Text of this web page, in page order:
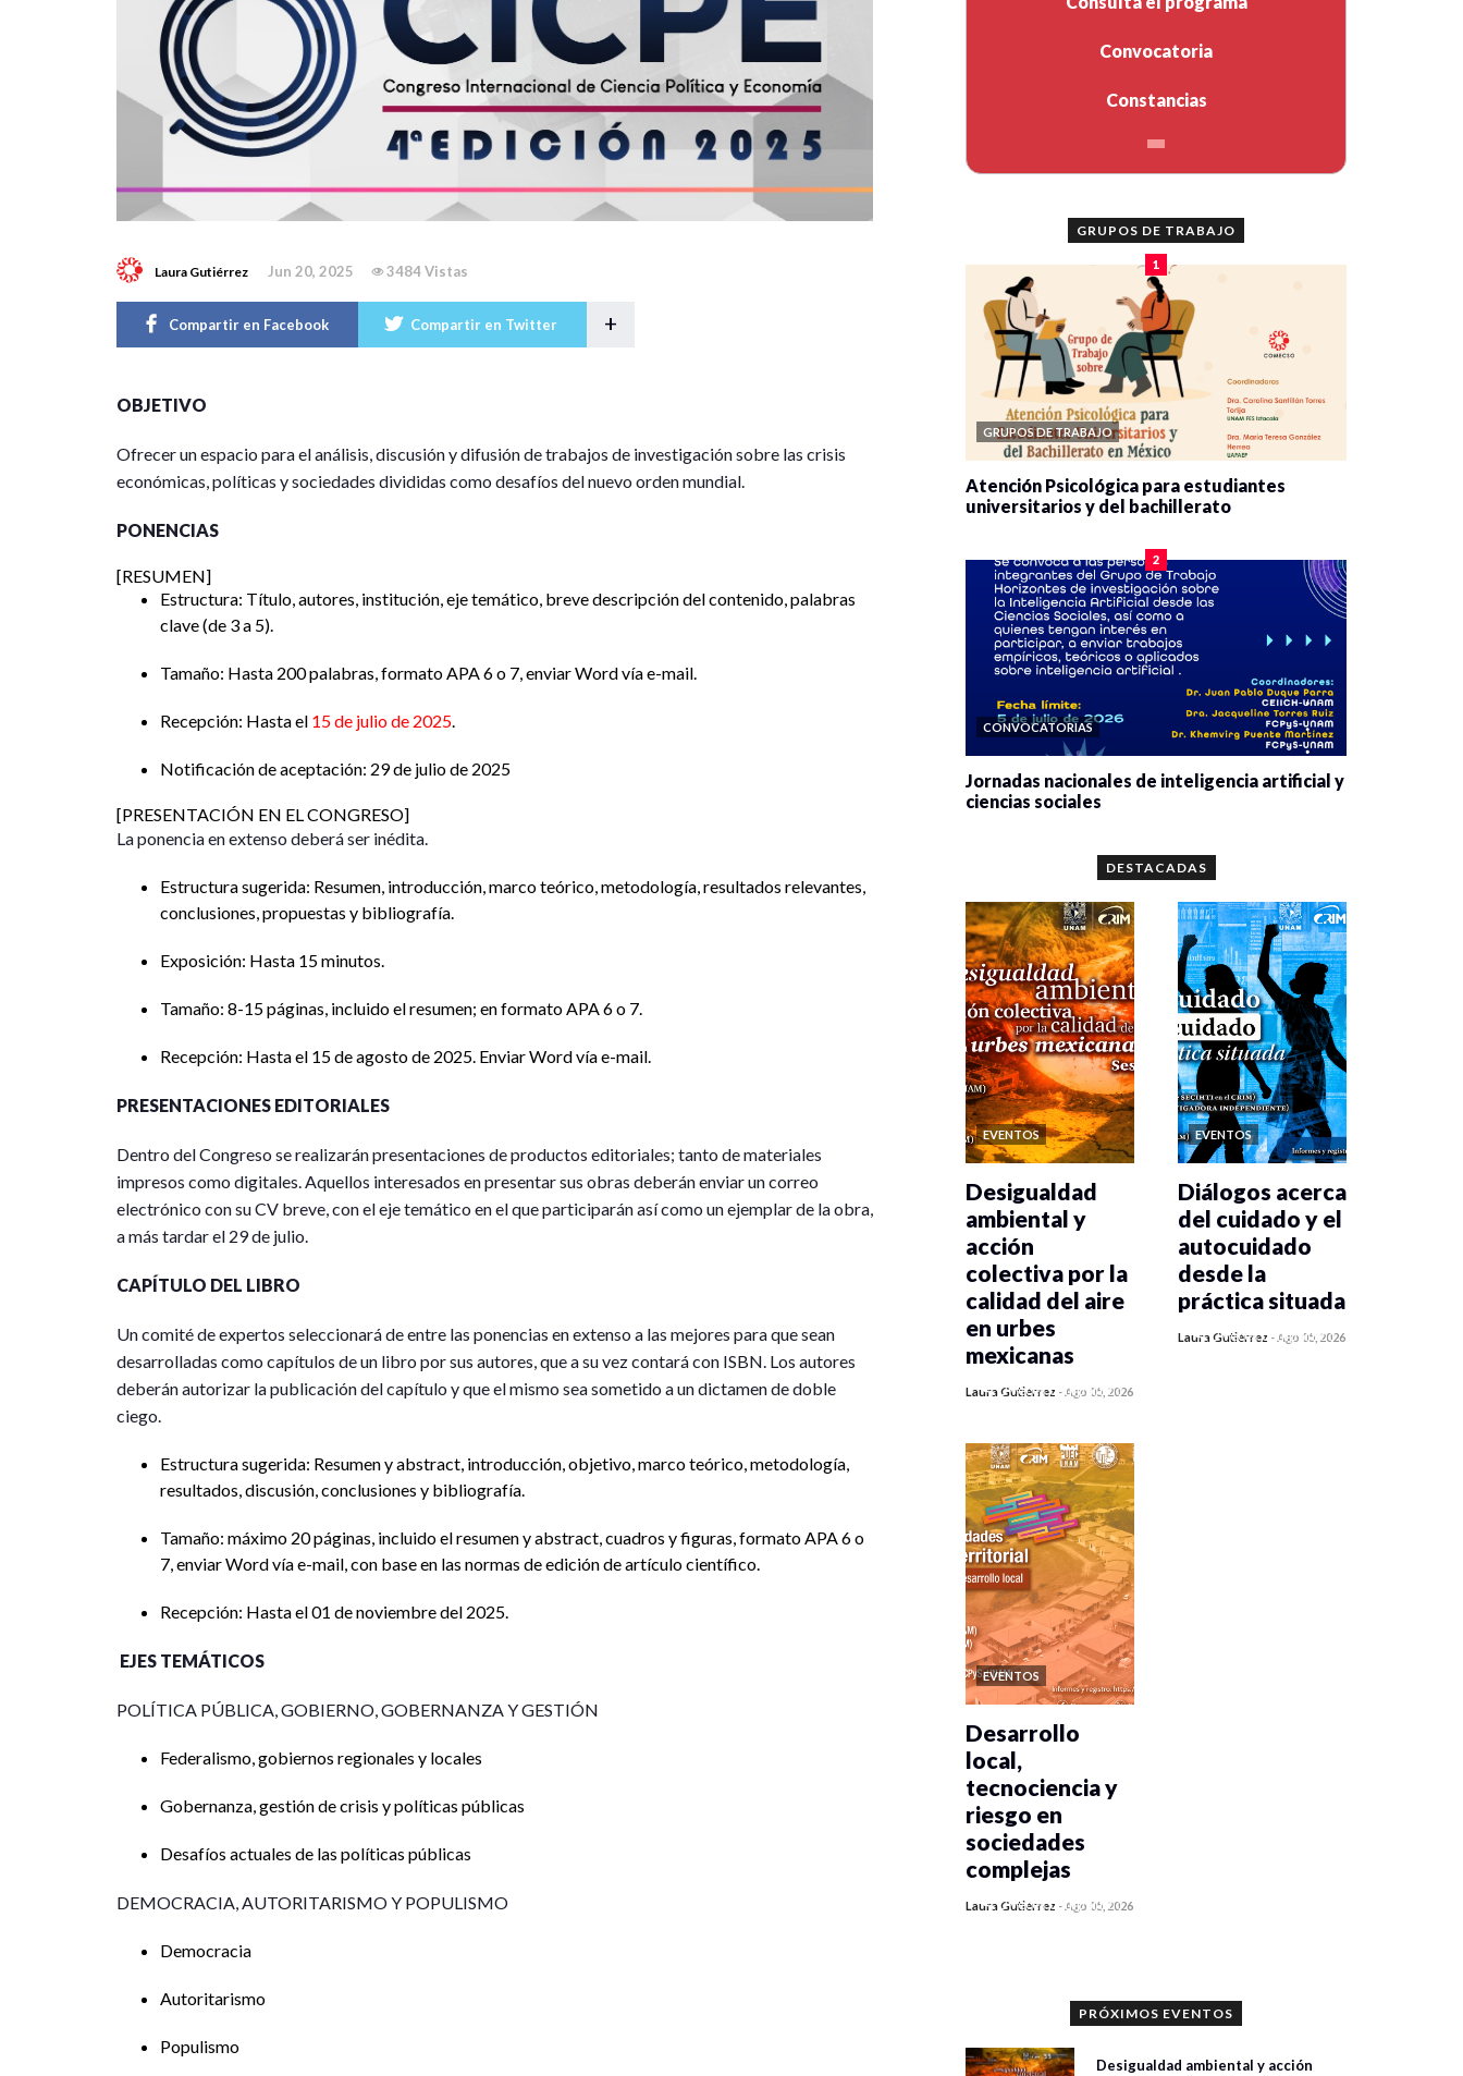
Laura Gutiérrez Jun 20, 2025 3484 Vistas
Compartir en Facebook Compartir en Twitter +
OBJETIVO
Ofrecer un espacio para el análisis, discusión y difusión de trabajos de investigación sobre las crisis
económicas, políticas y sociedades divididas como desafíos del nuevo orden mundial.
PONENCIAS
[RESUMEN]
Estructura: Título, autores, institución, eje temático, breve descripción del contenido, palabras
clave (de 3 a 5).
Tamaño: Hasta 200 palabras, formato APA 6 o 7, enviar Word vía e-mail.
Recepción: Hasta el 15 de julio de 2025
Notificación de aceptación: 29 de julio de 2025
[PRESENTACIÓN EN EL CONGRESO]
La ponencia en extenso deberá ser inédita.
Estructura sugerida: Resumen, introducción, marco teórico, metodología, resultados relevantes,
conclusiones, propuestas y bibliografía.
Exposición: Hasta 15 minutos.
Tamaño: 8-15 páginas, incluido el resumen; en formato APA 6 o 7.
Recepción: Hasta el 15 de agosto de 2025. Enviar Word vía e-mail.
PRESENTACIONES EDITORIALES
Dentro del Congreso se realizarán presentaciones de productos editoriales; tanto de materiales
impresos como digitales. Aquellos interesados en presentar sus obras deberán enviar un correo
electrónico con su CV breve, con el eje temático en el que participarán así como un ejemplar de la obra,
a más tardar el 29 de julio.
CAPÍTULO DEL LIBRO
Un comité de expertos seleccionará de entre las ponencias en extenso a las mejores para que sean
desarrolladas como capítulos de un libro por sus autores, que a su vez contará con ISBN. Los autores
deberán autorizar la publicación del capítulo y que el mismo sea sometido a un dictamen de doble
ciego.
Estructura sugerida: Resumen y abstract, introducción, objetivo, marco teórico, metodología,
resultados, discusión, conclusiones y bibliografía.
Tamaño: máximo 20 páginas, incluido el resumen y abstract, cuadros y figuras, formato APA 6 o
7, enviar Word vía e-mail, con base en las normas de edición de artículo científico.
Recepción: Hasta el 01 de noviembre del 2025.
EJES TEMÁTICOS
POLÍTICA PÚBLICA, GOBIERNO, GOBERNANZA Y GESTIÓN
Federalismo, gobiernos regionales y locales
Gobernanza, gestión de crisis y políticas públicas
Desafíos actuales de las políticas públicas
DEMOCRACIA, AUTORITARISMO Y POPULISMO
Democracia
Autoritarismo
Populismo
Convocatoria
Constancias
GRUPOS DE TRABAJO
1
GRUPOS DE TRABAJO
Atención Psicológica para estudiantes
universitarios y del bachillerato
2
CONVOCATORIAS
Jornadas nacionales de inteligencia artificial y
ciencias sociales
DESTACADAS
EVENTOS
0 veces compartido
Desigualdad
ambiental y
acción
colectiva por la
calidad del aire
en urbes
mexicanas
Laura Gutiérrez -Ago 05, 2026
EVENTOS
0 veces compartido
Diálogos acerca
del cuidado y el
autocuidado
desde la
práctica situada
Laura Gutiérrez -Ago 05, 2026
EVENTOS
0 veces compartido
Desarrollo
local,
tecnociencia y
riesgo en
sociedades
complejas
Laura Gutiérrez -Ago 05, 2026
PRÓXIMOS EVENTOS
Desigualdad ambiental y acción